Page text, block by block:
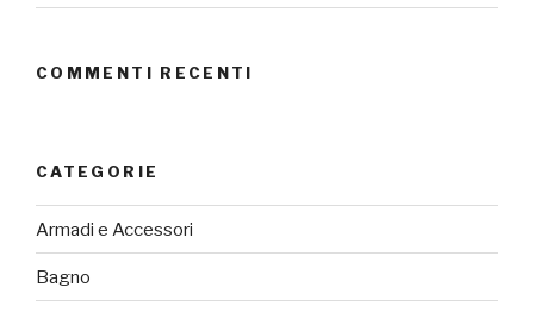
COMMENTI RECENTI
CATEGORIE
Armadi e Accessori
Bagno